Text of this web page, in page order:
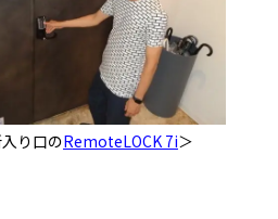
り口のRemoteLOCK 7i＞